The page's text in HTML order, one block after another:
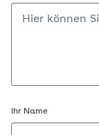
Ihr Name